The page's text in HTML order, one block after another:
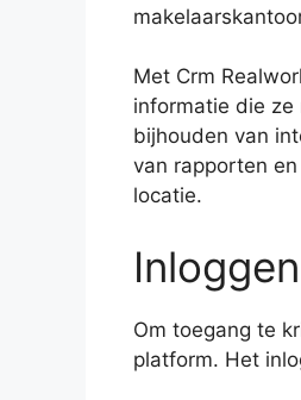
Met Crm
informatie die
bijhouden van
van rapporten
locatie.
Om toegang te
platform. Het